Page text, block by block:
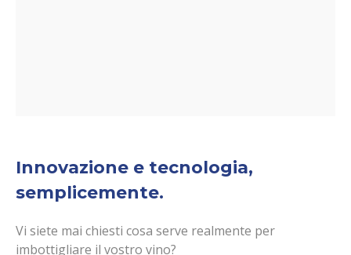
Innovazione e tecnologia,
semplicemente.
Vi siete mai chiesti cosa serve realmente per
imbottigliare il vostro vino?